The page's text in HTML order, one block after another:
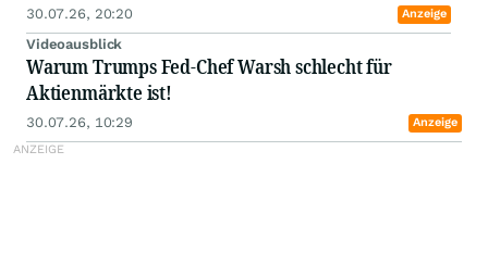
30.07.26, 20:20 Anzeige
Videoausblick
Warum Trumps Fed-Chef Warsh schlecht für
Aktienmärkte ist!
30.07.26, 10:29 Anzeige